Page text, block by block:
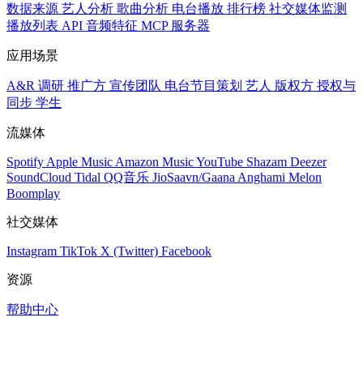
数据来源 艺人分析 歌曲分析 电台播放 排行榜 社交媒体监测
播放列表 API 音频特征 MCP 服务器
应用场景
A&R 调研 推广方 宣传团队 电台节目策划 艺人 版权方 授权与
同步 学生
流媒体
Spotify Apple Music Amazon MusicYouTube Shazam Deezer
SoundCloud Tidal QQ音乐 JioSaavn/Gaana Anghami Melon
Boomplay
社交媒体
Instagram TikTok X (Twitter) Facebook
资源
帮助中心